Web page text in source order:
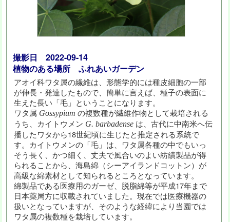
撮影日 2022-09-14
植物のある場所 ふれあいガーデン
アオイ科ワタ属の繊維は、形態学的には種皮細胞の一部
が伸長・発達したもので、簡単に言えば、種子の表面に
生えた長い「毛」ということになります。
ワタ属 Gossypium の複数種が繊維作物として栽培される
うち、カイトウメン G. barbadense は、古代に中南米へ伝
播したワタから18世紀頃に生じたと推定される系統で
す。カイトウメンの「毛」は、ワタ属各種の中でもいっ
そう長く、かつ細く、丈夫で風合いのよい紡績製品が得
られることから、海島綿（シーアイランドコットン）が
高級な綿素材として知られるところとなっています。
綿製品である医療用のガーゼ、脱脂綿等が平成17年まで
日本薬局方に収載されていました。現在では医療機器の
扱いとなっていますが、そのような経緯により当園では
ワタ属の複数種を栽培しています。